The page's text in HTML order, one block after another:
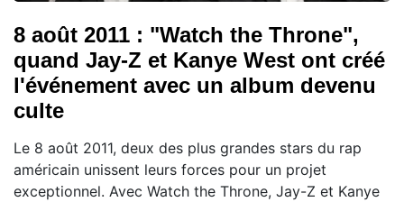
8 août 2011 : "Watch the Throne",
quand Jay-Z et Kanye West ont créé
l'événement avec un album devenu
culte
Le 8 août 2011, deux des plus grandes stars du rap
américain unissent leurs forces pour un projet
exceptionnel. Avec Watch the Throne, Jay-Z et Kanye